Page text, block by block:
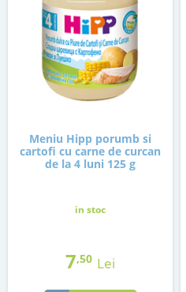
Meniu Hipp porumb si
cartofi cu carne de curcan
de la 4 luni 125 g
in stoc
7,50 Lei